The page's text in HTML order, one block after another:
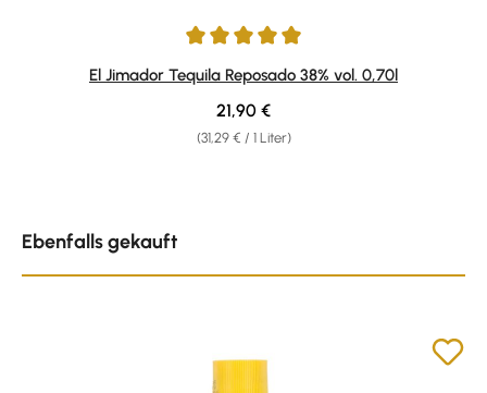
Durchschnittliche Bewertung von 5 von 5 Sternen
El Jimador Tequila Reposado 38% vol. 0,70l
(31,29 € / 1 Liter)
Regulärer Preis:
21,90 €
Ebenfalls gekauft